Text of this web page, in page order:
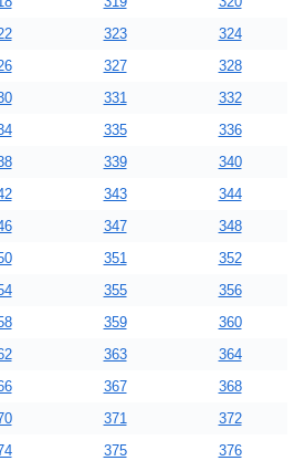
323
324
327
328
331
332
335
336
339
340
343
344
347
348
351
352
355
356
359
360
363
364
367
368
371
372
375
376